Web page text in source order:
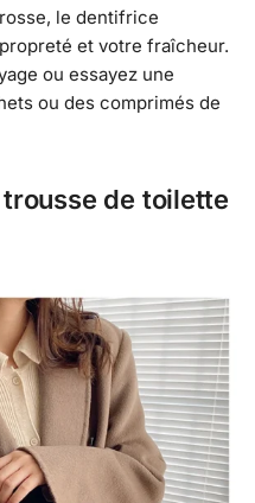
le dentifrice
et votre fraîcheur.
ou essayez une
ou des comprimés de
de toilette